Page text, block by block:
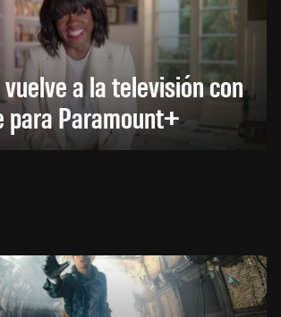
a la televisión con
para Paramount+